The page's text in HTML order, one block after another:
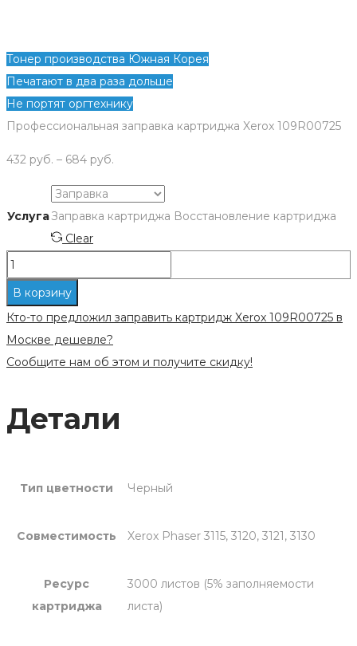
Тонер производства Южная Корея
Печатают в два раза дольше
Не портят оргтехнику
Профессиональная заправка картриджа Xerox 109R00725
432 руб. – 684 руб.
УслугаЗаправка картриджа Восстановление картриджа
Clear
Количество
Заправка
картриджа
В корзину
Кто-то предложил заправить картридж Xerox 109R00725 в
Москве дешевле?
Сообщите нам об этом и получите скидку!
Детали
Тип цветности Черный
Совместимость Xerox Phaser 3115, 3120, 3121, 3130
Ресурс
картриджа
3000 листов (5% заполняемости
листа)